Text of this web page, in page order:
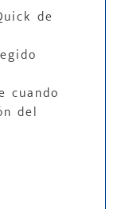
de
cuando
del